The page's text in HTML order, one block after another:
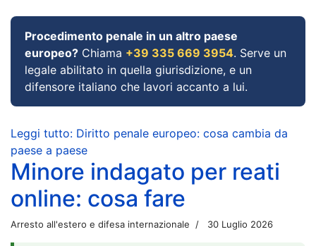
Procedimento penale in un altro paese
europeo? Chiama +39 335 669 3954. Serve un
legale abilitato in quella giurisdizione, e un
difensore italiano che lavori accanto a lui.
Leggi tutto: Diritto penale europeo: cosa cambia da
paese a paese
Minore indagato per reati
online: cosa fare
Arresto all'estero e difesa internazionale 30 Luglio 2026